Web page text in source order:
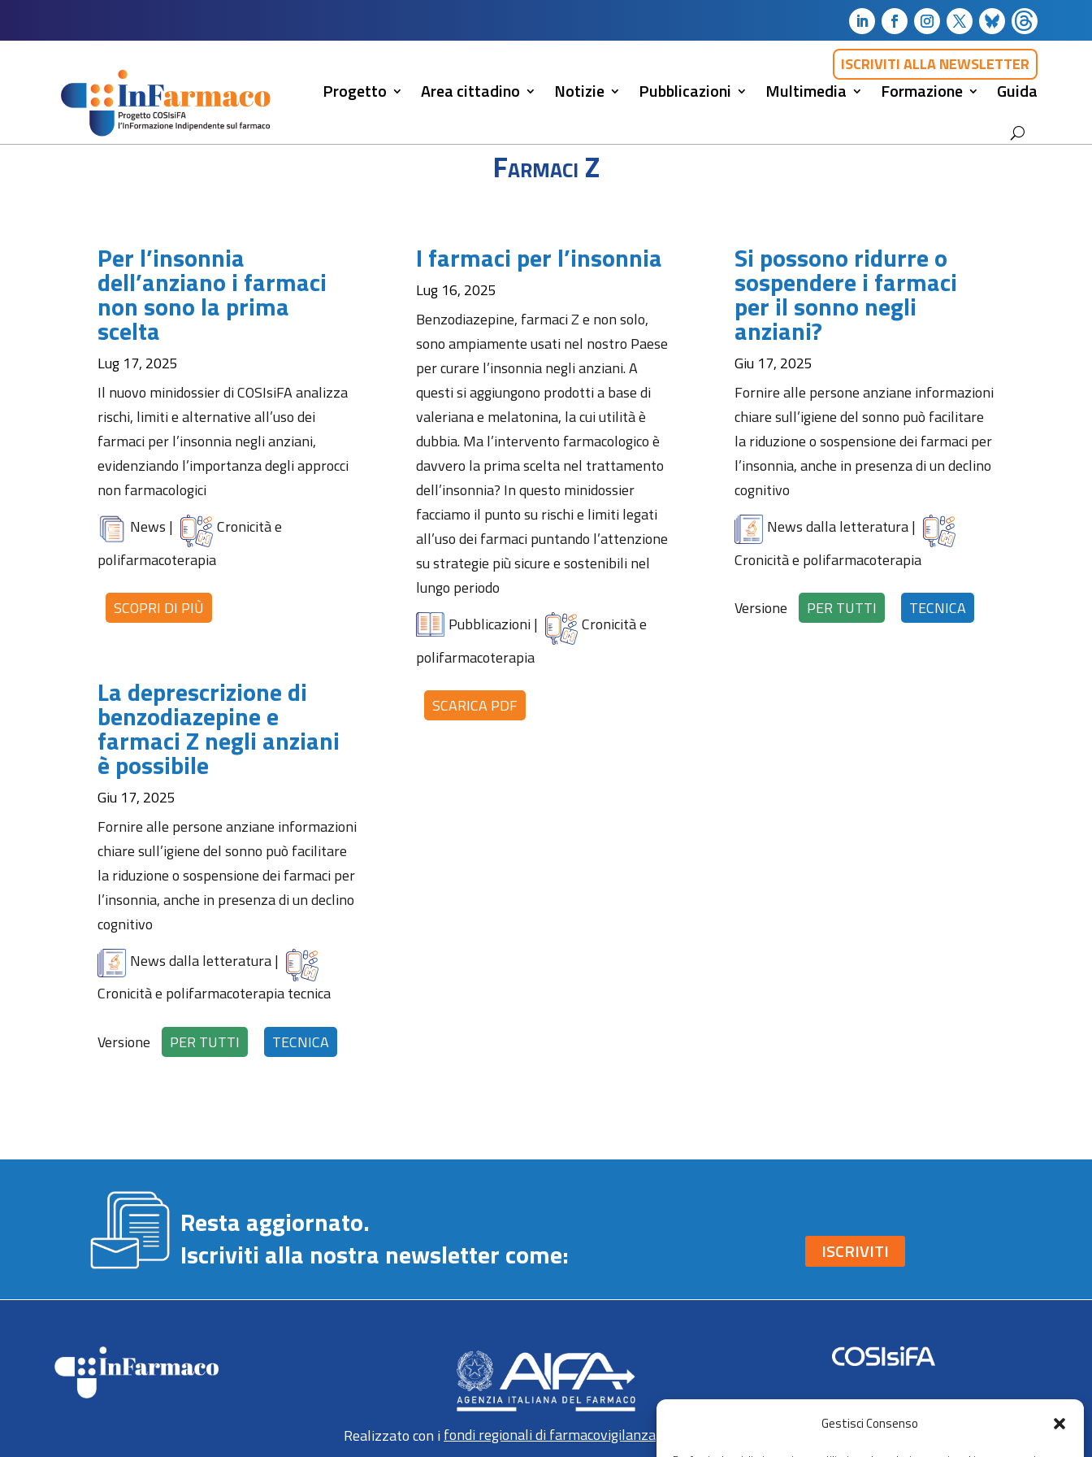
Gestisci Consenso
ISCRIVITI ALLA NEWSLETTER
Progetto Area cittadino Notizie Pubblicazioni Multimedia Formazione Guida
Farmaci Z
Per l’insonnia
dell’anziano i farmaci
non sono la prima
scelta
Lug 17, 2025
Il nuovo minidossier di COSIsiFA analizza
rischi, limiti e alternative all’uso dei
farmaci per l’insonnia negli anziani,
evidenziando l’importanza degli approcci
non farmacologici
News |
Cronicità e
polifarmacoterapia
SCOPRI DI PIÙ
La deprescrizione di
benzodiazepine e
farmaci Z negli anziani
è possibile
Giu 17, 2025
Fornire alle persone anziane informazioni
chiare sull’igiene del sonno può facilitare
la riduzione o sospensione dei farmaci per
l’insonnia, anche in presenza di un declino
cognitivo
News dalla letteratura|
Cronicità e polifarmacoterapia tecnica
Versione PER TUTTI TECNICA
I farmaci per l’insonnia
Lug 16, 2025
Benzodiazepine, farmaci Z e non solo,
sono ampiamente usati nel nostro Paese
per curare l’insonnia negli anziani. A
questi si aggiungono prodotti a base di
valeriana e melatonina, la cui utilità è
dubbia. Ma l’intervento farmacologico è
davvero la prima scelta nel trattamento
dell’insonnia? In questo minidossier
facciamo il punto su rischi e limiti legati
all’uso dei farmaci puntando l’attenzione
su strategie più sicure e sostenibili nel
lungo periodo
Pubblicazioni|
Cronicità e
polifarmacoterapia
SCARICA PDF
Si possono ridurre o
sospendere i farmaci
per il sonno negli
anziani?
Giu 17, 2025
Fornire alle persone anziane informazioni
chiare sull’igiene del sonno può facilitare
la riduzione o sospensione dei farmaci per
l’insonnia, anche in presenza di un declino
cognitivo
News dalla letteratura|
Cronicità e polifarmacoterapia
Versione PER TUTTI TECNICA
Resta aggiornato.
Iscriviti alla nostra newsletter come:
ISCRIVITI
Realizzato con ifondi regionali di farmacovigilanzagestiti da AIFA
Seguici su: